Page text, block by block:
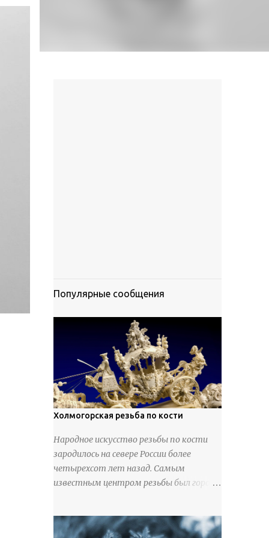
Популярные сообщения
Холмогорская резьба по кости
Народное искусство резьбы по кости
зародилось на севере России более
четырехсот лет назад. Самым
известным центром резьбы был город
служили кости тюленей, рыб и моржей.